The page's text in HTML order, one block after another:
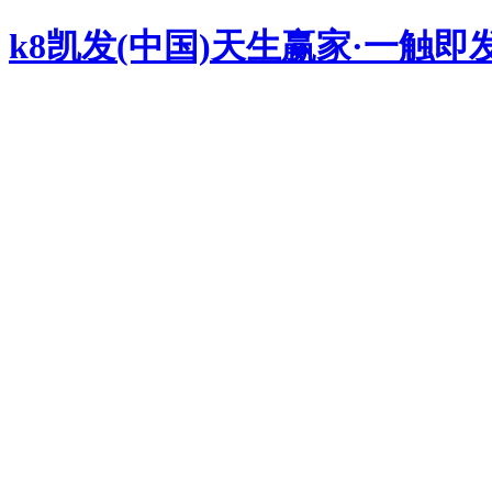
k8凯发(中国)天生赢家·一触即